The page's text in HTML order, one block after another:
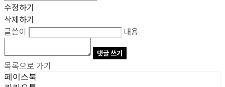
수정하기
삭제하기
글쓴이
내용
댓글 쓰기
목록으로 가기
페이스북